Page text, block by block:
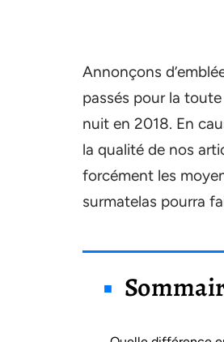
Annonçons
passés pour la
nuit en 2018. En
la qualité de nos
forcément les
surmatelas pourra